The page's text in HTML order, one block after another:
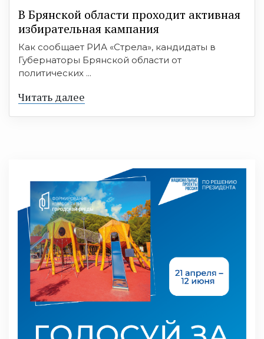
В Брянской области проходит активная
избирательная кампания
Как сообщает РИА «Стрела», кандидаты в
Губернаторы Брянской области от
политических ...
Читать далее